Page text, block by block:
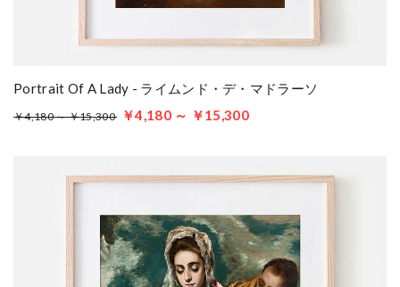
Portrait Of A Lady - ライムンド・デ・マドラーソ
￥4,180 ～ ￥15,300 ￥4,180 ～ ￥15,300